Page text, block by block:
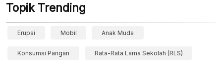
Topik Trending
Erupsi Mobil Anak Muda
Konsumsi Pangan Rata-Rata Lama Sekolah (RLS)